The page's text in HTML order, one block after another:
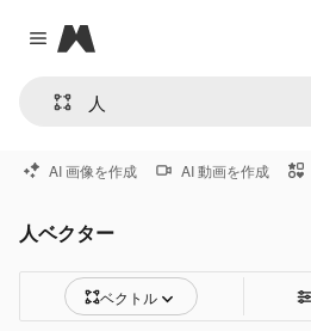
Close menu
Magnific
AI 画像を作成 AI 動画を作成
人ベクター
ベクトル